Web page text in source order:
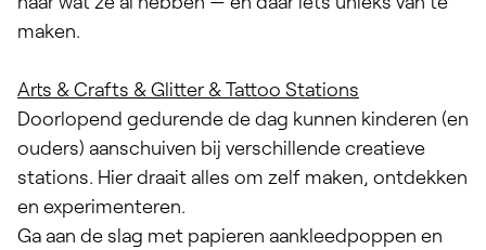
maken.
Arts & Crafts & Glitter & Tattoo Stations
Doorlopend gedurende de dag kunnen kinderen (en
ouders) aanschuiven bij verschillende creatieve
stations. Hier draait alles om zelf maken, ontdekken
en experimenteren.
Ga aan de slag met papieren aankleedpoppen en